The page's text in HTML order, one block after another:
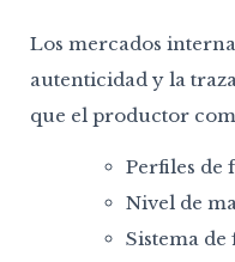
Los mercados
autenticidad y la
que el productor
Perfiles de
Nivel de
Sistema